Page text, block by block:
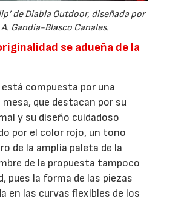
de Diabla Outdoor, diseñada por
A. Gandía-Blasco Canales.
se adueña de la
compuesta por una
que destacan por su
y su diseño cuidadoso
por el color rojo, un tono
de la amplia paleta de la
de la propuesta tampoco
pues la forma de las piezas
en las curvas flexibles de los